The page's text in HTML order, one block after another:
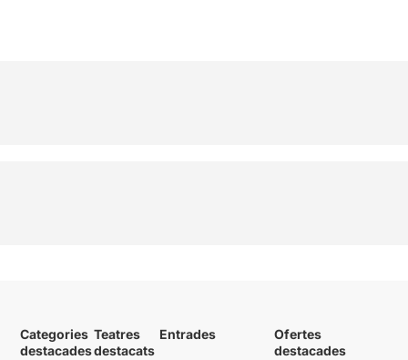
Categories
destacades
Teatres
destacats
Entrades
Ofertes
destacades